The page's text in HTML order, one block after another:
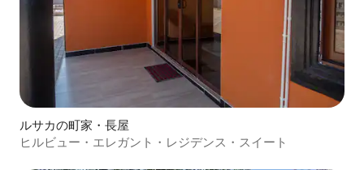
ルサカの町家・長屋
ヒルビュー・エレガント・レジデンス・スイート